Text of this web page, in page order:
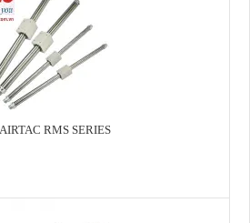
RMS SERIES